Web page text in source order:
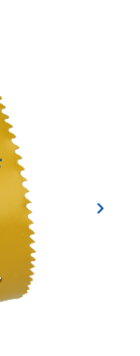
keyboard_arrow_right